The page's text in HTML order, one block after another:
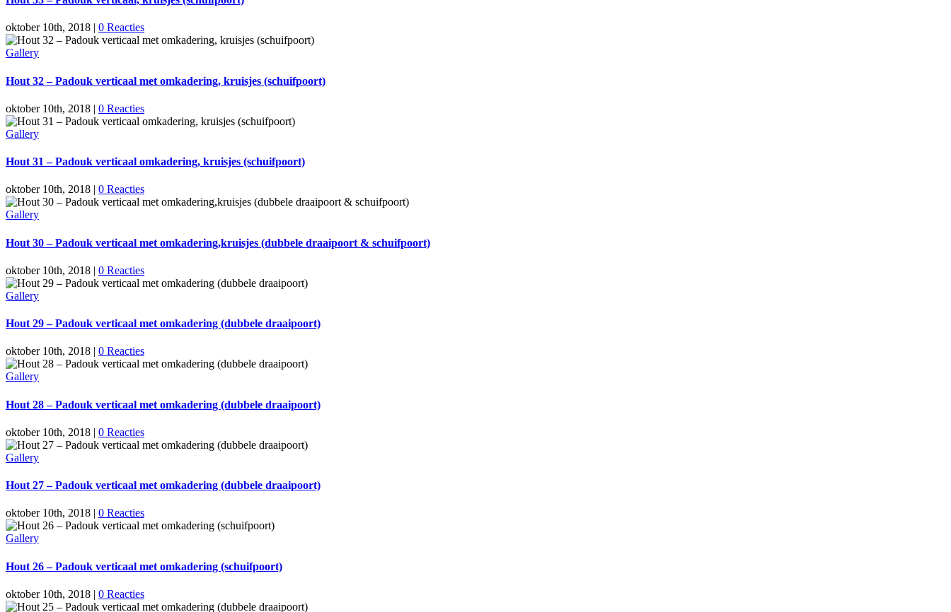
oktober 10th, 2018 | 0 Reacties
Gallery
Hout 32 – Padouk verticaal met omkadering, kruisjes (schuifpoort)
oktober 10th, 2018 | 0 Reacties
Gallery
Hout 31 – Padouk verticaal omkadering, kruisjes (schuifpoort)
oktober 10th, 2018 | 0 Reacties
Gallery
Hout 30 – Padouk verticaal met omkadering,kruisjes (dubbele draaipoort & schuifpoort)
oktober 10th, 2018 | 0 Reacties
Gallery
Hout 29 – Padouk verticaal met omkadering (dubbele draaipoort)
oktober 10th, 2018 | 0 Reacties
Gallery
Hout 28 – Padouk verticaal met omkadering (dubbele draaipoort)
oktober 10th, 2018 | 0 Reacties
Gallery
Hout 27 – Padouk verticaal met omkadering (dubbele draaipoort)
oktober 10th, 2018 | 0 Reacties
Gallery
Hout 26 – Padouk verticaal met omkadering (schuifpoort)
oktober 10th, 2018 | 0 Reacties